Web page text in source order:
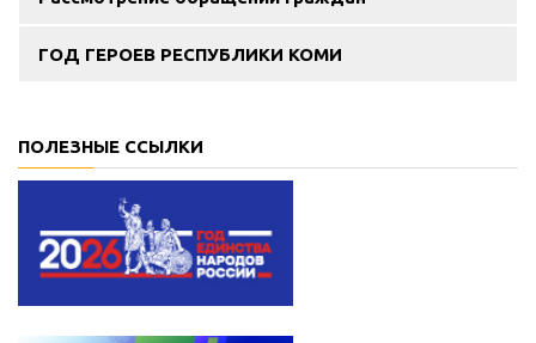
ГОД ГЕРОЕВ РЕСПУБЛИКИ КОМИ
ПОЛЕЗНЫЕ ССЫЛКИ